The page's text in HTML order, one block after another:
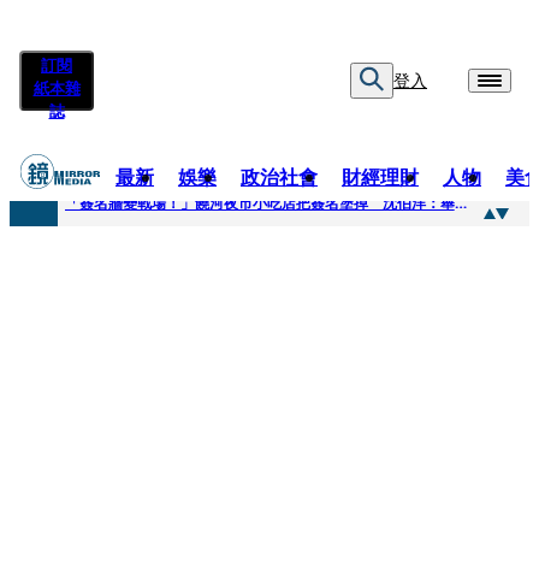
訂閱
紙本雜
誌
登入
最新 娛樂 政治社會 財經理財 人物 美
快訊
「簽名牆變戰場！」饒河夜市小吃店把簽名塗掉 沈伯洋：舉雙手贊成